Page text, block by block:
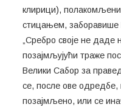
клирици),
стицањем, заборавише
„Сребро своје не даде
позајмљујући траже
Велики Сабор за
се, после ове
позајмљено, или се